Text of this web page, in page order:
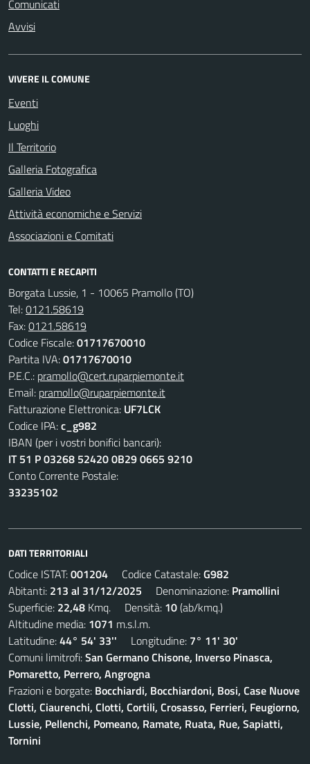
Comunicati
Avvisi
VIVERE IL COMUNE
Eventi
Luoghi
Il Territorio
Galleria Fotografica
Galleria Video
Attività economiche e Servizi
Associazioni e Comitati
CONTATTI E RECAPITI
Borgata Lussie, 1 - 10065 Pramollo (TO)
Tel:0121.58619
Fax:0121.58619
Codice Fiscale:01717670010
Partita IVA:01717670010
P.E.C.: pramollo@cert.ruparpiemonte.it
Email: pramollo@ruparpiemonte.it
Fatturazione Elettronica: UF7LCK
Codice IPA:c_g982
IBAN (per i vostri bonifici bancari):
IT 51 P 03268 52420 0B29 0665 9210
Conto Corrente Postale:
33235102
DATI TERRITORIALI
Codice ISTAT:001204 Codice Catastale:G982
Abitanti: 213 al 31/12/2025 Denominazione: Pramollini
Superficie: 22,48 Kmq. Densità: 10(ab/kmq.)
Altitudine media: 1071 m.s.l.m.
Latitudine:44° 54' 33'' Longitudine: 7° 11' 30'
Comuni limitrofi:San Germano Chisone, Inverso Pinasca,
Pomaretto, Perrero, Angrogna
Frazioni e borgate: Bocchiardi, Bocchiardoni, Bosi, Case Nuove
Clotti, Ciaurenchi, Clotti, Cortili, Crosasso, Ferrieri, Feugiorno,
Lussie, Pellenchi, Pomeano, Ramate, Ruata, Rue, Sapiatti,
Tornini